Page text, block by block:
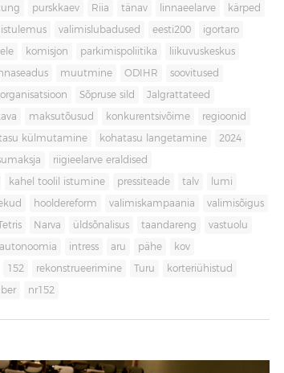
purskkaev Riia tänav linnaeelarve kärped
valimislubadused eesti200 igortaro
komisjon parkimispoliitika liikuvuskeskus
muutmine ODIHR soovitused
Sõpruse sild Jalgrattateed
maksutõusud konkurentsivõime regioonid
külmutamine kohatasu langetamine 2024
riigieelarve eraldised
kahel toolil istumine pressiteade talv lumi
hooldereform valimiskampaania valimisõigus
Narva üldsõnalisus taandareng vastuolu
autonoomia intress aru pähe kov
152 rekonstrueerimine Turu korteriühistud
nr152